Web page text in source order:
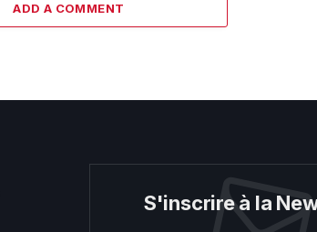
ADD A COMMENT
S'inscrire à la